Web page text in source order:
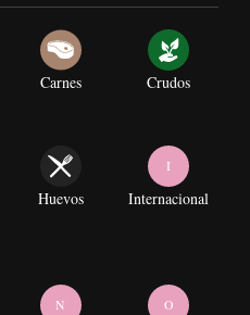
Carnes Crudos
Huevos
I
Internacional
N O